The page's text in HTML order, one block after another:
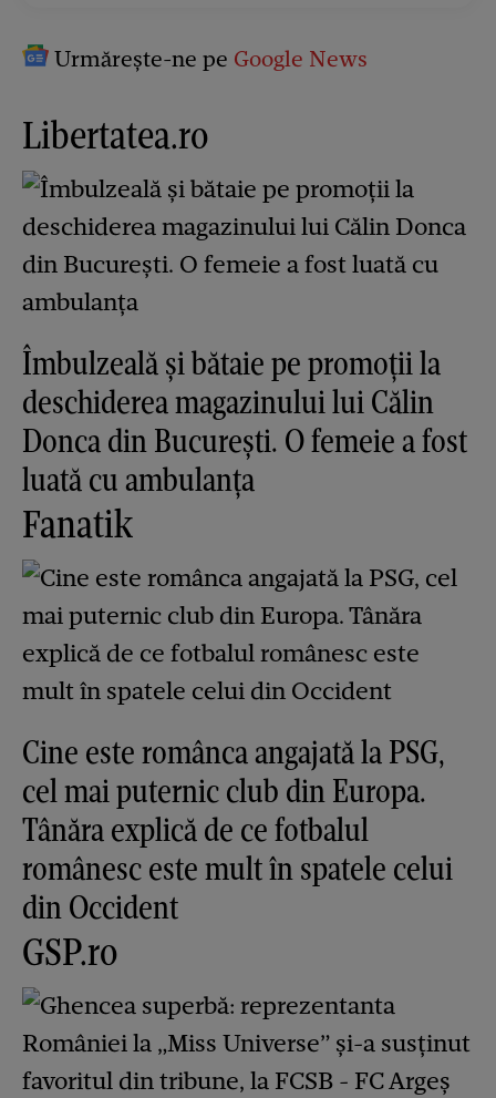
Urmărește-ne pe Google News
Libertatea.ro
Îmbulzeală și bătaie pe promoții la
deschiderea magazinului lui Călin
Donca din București. O femeie a fost
luată cu ambulanța
Fanatik
Cine este românca angajată la PSG,
cel mai puternic club din Europa.
Tânăra explică de ce fotbalul
românesc este mult în spatele celui
din Occident
GSP.ro